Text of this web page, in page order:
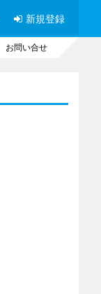
新規登録
お問い合せ